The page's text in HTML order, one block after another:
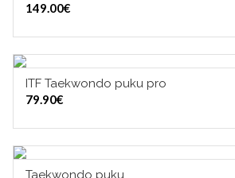
149.00€
VALITSE VAIHTOEHDOISTA
ITF Taekwondo puku pro
79.90€
Taekwondo puku